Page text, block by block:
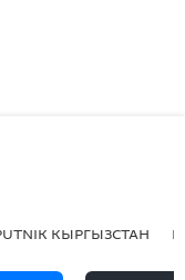
КЫРГЫЗСТАН